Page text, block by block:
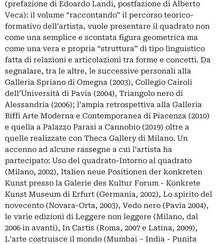
(prefazione di Edoardo Landi, postfazione di Alberto
Veca): il volume “raccontando” il percorso teorico-
formativo dell’artista, vuole presentare il quadrato non
come una semplice e scontata figura geometrica ma
come una vera e propria “struttura” di tipo linguistico
fatta di relazioni e articolazioni tra forme e concetti. Da
segnalare, tra le altre, le successive personali alla
Galleria Spriano di Omegna (2003), Collegio Cairoli
dell’Università di Pavia (2004), Triangolo nero di
Alessandria (2006); l’ampia retrospettiva alla Galleria
Biffi Arte Moderna e Contemporanea di Piacenza (2010)
e quella a Palazzo Parasi a Cannobio (2019) oltre a
quelle realizzate con Theca Gallery di Milano. Un
accenno ad alcune rassegne a cui l’artista ha
partecipato: Uso del quadrato-Intorno al quadrato
(Milano, 2002), Italien neue Positionen der konkreten
Kunst presso la Galerie des Kultur Forum - Konkrete
Kunst Museum di Erfurt (Germania, 2002), Lo spirito del
novecento (Novara-Orta, 2003), Vedo nero (Pavia 2004),
le varie edizioni di Leggere non leggere (Milano, dal
2006 in avanti), In Cartis (Roma, 2007 e Latina, 2009),
L’arte costruisce il mondo (Mumbai – India - Punita